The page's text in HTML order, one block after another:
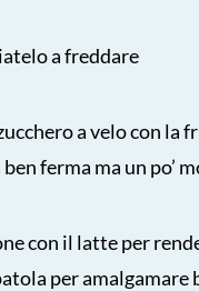
a freddare
a velo con la
ferma ma un po’
con il latte per
per amalgamare